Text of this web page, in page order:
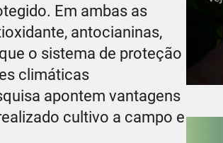
Em ambas as
antocianinas,
o sistema de proteção
climáticas
apontem vantagens
cultivo a campo e